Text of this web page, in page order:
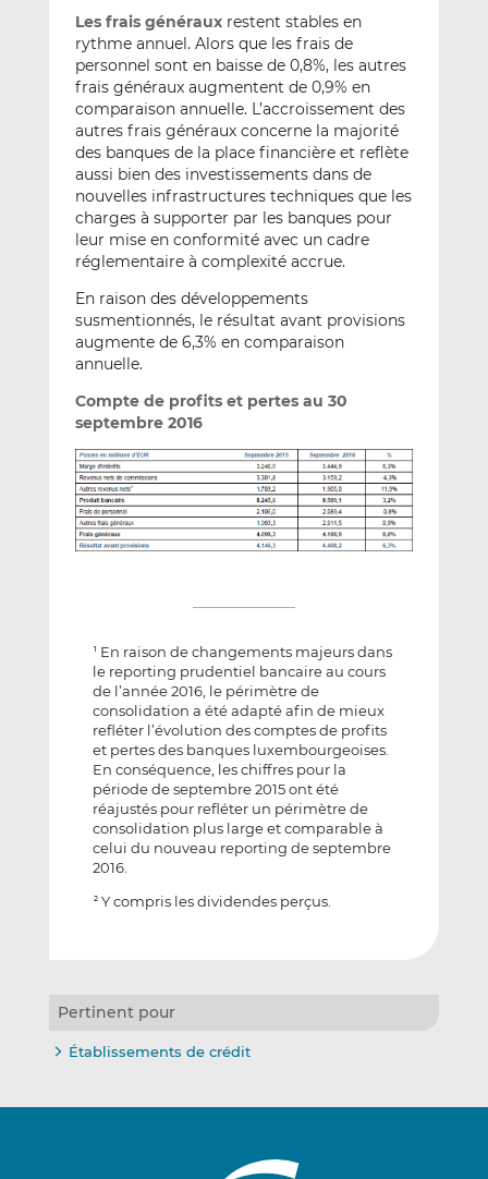
Les frais générauxrestent stables en
rythme annuel. Alors que les frais de
personnel sont en baisse de 0,8%, les autres
frais généraux augmentent de 0,9% en
comparaison annuelle. L’accroissement des
autres frais généraux concerne la majorité
des banques de la place financière et reflète
aussi bien des investissements dans de
nouvelles infrastructures techniques que les
charges à supporter par les banques pour
leur mise en conformité avec un cadre
réglementaire à complexité accrue.
En raison des développements
susmentionnés, le résultat avant provisions
augmente de 6,3% en comparaison
annuelle.
Compte de profits et pertes au 30
septembre 2016
1 En raison de changements majeurs dans
le reporting prudentiel bancaire au cours
de l’année 2016, le périmètre de
consolidation a été adapté afin de mieux
refléter l’évolution des comptes de profits
et pertes des banques luxembourgeoises.
En conséquence, les chiffres pour la
période de septembre 2015 ont été
réajustés pour refléter un périmètre de
consolidation plus large et comparable à
celui du nouveau reporting de septembre
2016.
2Y compris les dividendes perçus.
Pertinent pour
Établissements de crédit